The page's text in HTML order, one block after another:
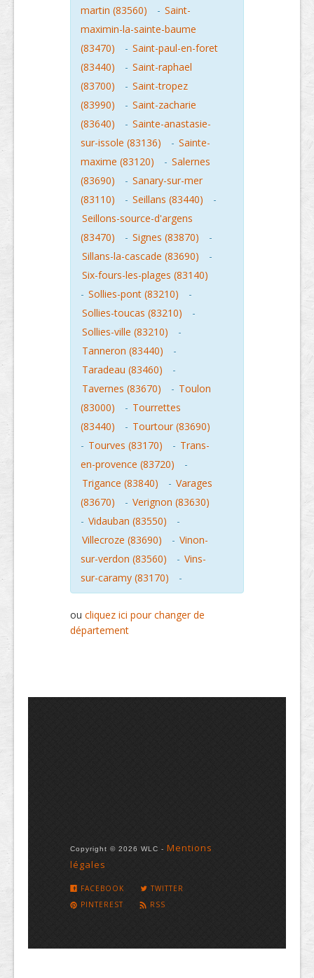
martin (83560)
- Saint-
maximin-la-sainte-baume
(83470)
- Saint-paul-en-foret
(83440)
- Saint-raphael
(83700)
- Saint-tropez
(83990)
- Saint-zacharie
(83640)
- Sainte-anastasie-
sur-issole (83136)
- Sainte-
maxime (83120)
- Salernes
(83690)
- Sanary-sur-mer
(83110)
- Seillans (83440)
-
Seillons-source-d'argens
(83470)
- Signes (83870)
-
Sillans-la-cascade (83690)
-
Six-fours-les-plages (83140)
- Sollies-pont (83210)
-
Sollies-toucas (83210)
-
Sollies-ville (83210)
-
Tanneron (83440)
-
Taradeau (83460)
-
Tavernes (83670)
- Toulon
(83000)
- Tourrettes
(83440)
- Tourtour (83690)
- Tourves (83170) - Trans-
en-provence (83720)
-
Trigance (83840)
- Varages
(83670)
- Verignon (83630)
- Vidauban (83550)
-
Villecroze (83690)
- Vinon-
sur-verdon (83560)
- Vins-
sur-caramy (83170)
-
ou cliquez ici pour changer de
département
Copyright © 2026 WLC - Mentions
légales
FACEBOOK
TWITTER
PINTEREST
RSS